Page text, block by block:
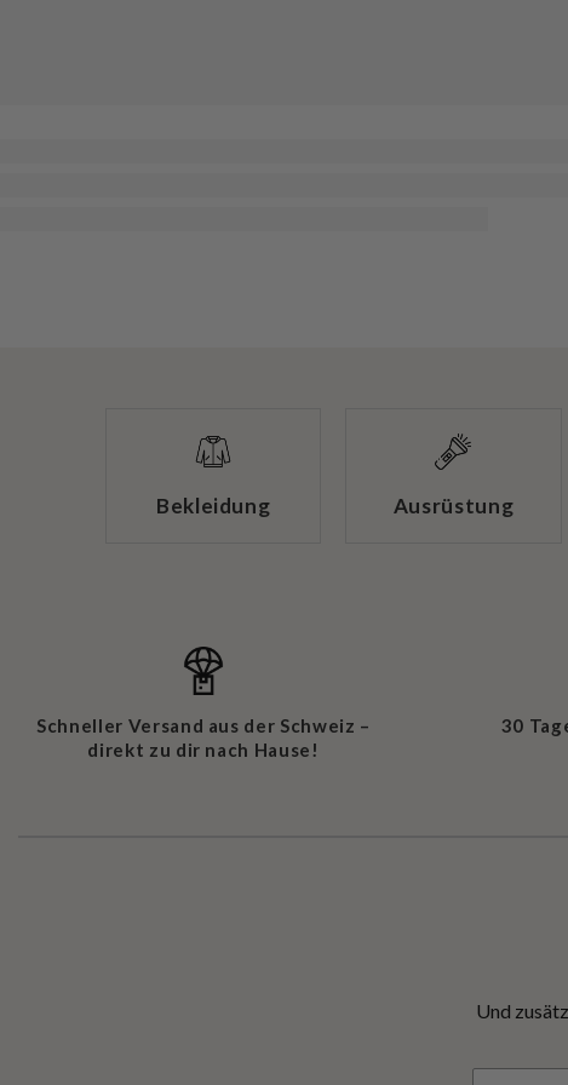
Bekleidung Ausrüstung
Schneller Versand aus der Schweiz –
direkt zu dir nach Hause!
30
Und